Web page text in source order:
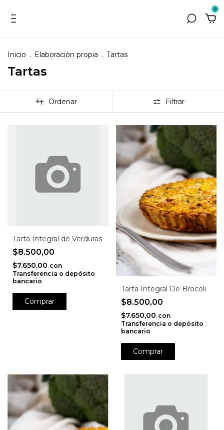
0
Inicio . Elaboración propia . Tartas
Tartas
Ordenar Filtrar
Tarta Integral de Verduras
$8.500,00
$7.650,00 con
Transferencia o depósito
bancario
Tarta Integral De Brocoli
$8.500,00
$7.650,00 con
Transferencia o depósito
bancario